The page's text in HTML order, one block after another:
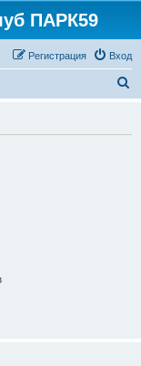
ПАРК59
Вход
Регистрация